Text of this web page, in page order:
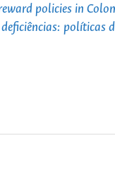
policies in
políticas